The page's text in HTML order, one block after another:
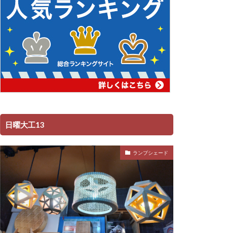
日曜大工13
ランプシェード